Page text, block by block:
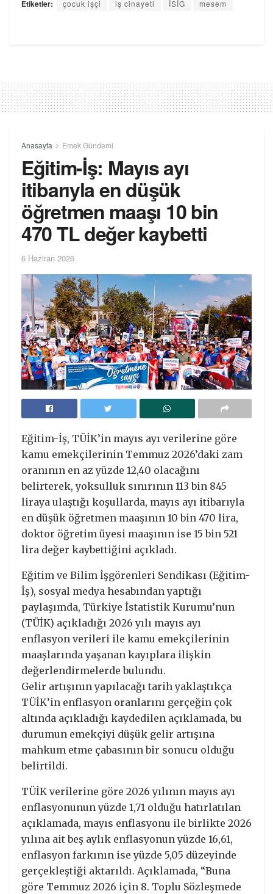
Etiketler: çocuk işçi iş cinayeti İSİG mesem
Anasayfa Emek Gündemi
Eğitim-İş: Mayıs ayı
itibarıyla en düşük
öğretmen maaşı 10 bin
470 TL değer kaybetti
6 Haziran 2026
Eğitim-İş, TÜİK’in mayıs ayı verilerine göre
kamu emekçilerinin Temmuz 2026’daki zam
oranının en az yüzde 12,40 olacağını
belirterek, yoksulluk sınırının 113 bin 845
liraya ulaştığı koşullarda, mayıs ayı itibarıyla
en düşük öğretmen maaşının 10 bin 470 lira,
doktor öğretim üyesi maaşının ise 15 bin 521
lira değer kaybettiğini açıkladı.
Eğitim ve Bilim İşgörenleri Sendikası (Eğitim-
İş), sosyal medya hesabından yaptığı
paylaşımda, Türkiye İstatistik Kurumu’nun
(TÜİK) açıkladığı 2026 yılı mayıs ayı
enflasyon verileri ile kamu emekçilerinin
maaşlarında yaşanan kayıplara ilişkin
değerlendirmelerde bulundu.
Gelir artışının yapılacağı tarih yaklaştıkça
TÜİK’in enflasyon oranlarını gerçeğin çok
altında açıkladığı kaydedilen açıklamada, bu
durumun emekçiyi düşük gelir artışına
mahkum etme çabasının bir sonucu olduğu
belirtildi.
TÜİK verilerine göre 2026 yılının mayıs ayı
enflasyonunun yüzde 1,71 olduğu hatırlatılan
açıklamada, mayıs enflasyonu ile birlikte 2026
yılına ait beş aylık enflasyonun yüzde 16,61,
enflasyon farkının ise yüzde 5,05 düzeyinde
gerçekleştiği aktarıldı. Açıklamada, “Buna
göre Temmuz 2026 için 8. Toplu Sözleşmede